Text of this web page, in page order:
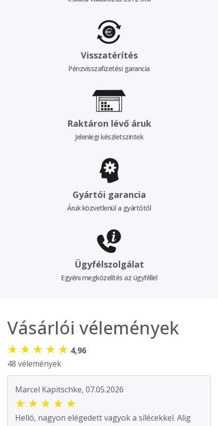
Visszatérítés
Pénzvisszafizetési garancia
Raktáron lévő áruk
Jelenlegi készletszintek
Gyártói garancia
Áruk közvetlenül a gyártótól
Ügyfélszolgálat
Egyéni megközelítés az ügyféllel
Vásárlói vélemények
★ ★ ★ ★ ★ 4,96
48 vélemények
Marcel Kapitschke, 07.05.2026
★ ★ ★ ★ ★
Helló, nagyon elégedett vagyok a sílécekkel. Alig